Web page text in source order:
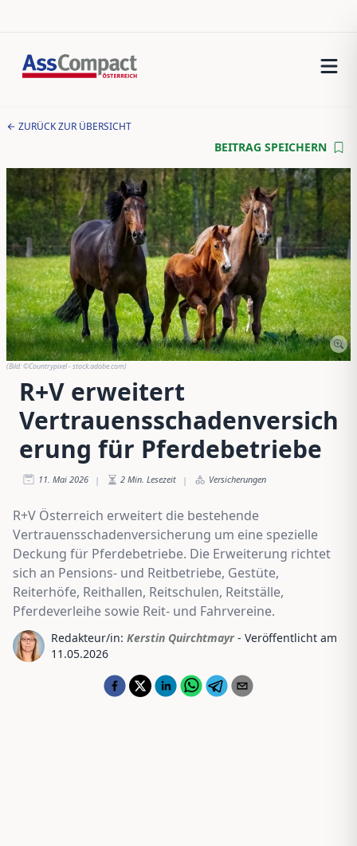
ZURÜCK ZUR ÜBERSICHT
BEITRAG SPEICHERN
(Bild:©Countrypixel - stock.adobe.com)
R+V erweitert
Vertrauensschadenversich
erung für Pferdebetriebe
11. Mai 2026 | 2 Min. Lesezeit | Versicherungen
R+V Österreich erweitert die bestehende
Vertrauensschadenversicherung um eine spezielle
Deckung für Pferdebetriebe. Die Erweiterung richtet
sich an Pensions- und Reitbetriebe, Gestüte,
Reiterhöfe, Reithallen, Reitschulen, Reitställe,
Pferdeverleihe sowie Reit- und Fahrvereine.
Redakteur/in: Kerstin Quirchtmayr - Veröffentlicht am
11.05.2026